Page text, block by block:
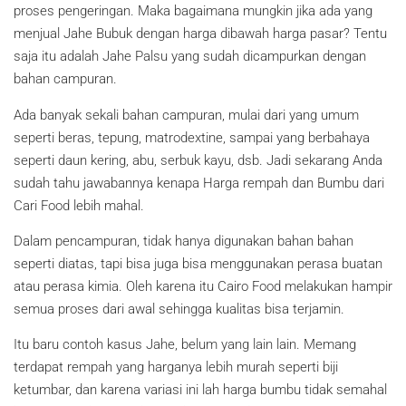
proses pengeringan. Maka bagaimana mungkin jika ada yang
menjual Jahe Bubuk dengan harga dibawah harga pasar? Tentu
saja itu adalah Jahe Palsu yang sudah dicampurkan dengan
bahan campuran.
Ada banyak sekali bahan campuran, mulai dari yang umum
seperti beras, tepung, matrodextine, sampai yang berbahaya
seperti daun kering, abu, serbuk kayu, dsb. Jadi sekarang Anda
sudah tahu jawabannya kenapa Harga rempah dan Bumbu dari
Cari Food lebih mahal.
Dalam pencampuran, tidak hanya digunakan bahan bahan
seperti diatas, tapi bisa juga bisa menggunakan perasa buatan
atau perasa kimia. Oleh karena itu Cairo Food melakukan hampir
semua proses dari awal sehingga kualitas bisa terjamin.
Itu baru contoh kasus Jahe, belum yang lain lain. Memang
terdapat rempah yang harganya lebih murah seperti biji
ketumbar, dan karena variasi ini lah harga bumbu tidak semahal